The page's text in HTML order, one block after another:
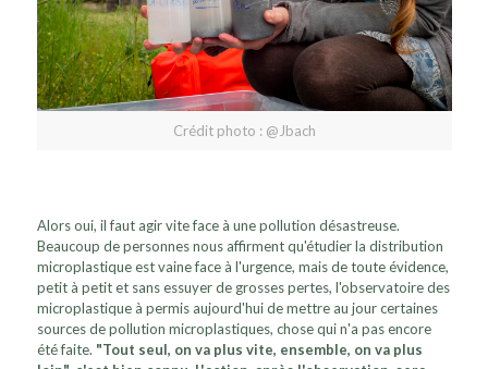
Crédit photo : @Jbach
Alors oui, il faut agir vite face à une pollution désastreuse.
Beaucoup de personnes nous affirment qu'étudier la distribution
microplastique est vaine face à l'urgence, mais de toute évidence,
petit à petit et sans essuyer de grosses pertes, l'observatoire des
microplastique à permis aujourd'hui de mettre au jour certaines
sources de pollution microplastiques, chose qui n'a pas encore
été faite. "Tout seul, on va plus vite, ensemble, on va plus